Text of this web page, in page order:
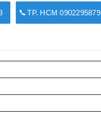
TP. HCM 0902295879